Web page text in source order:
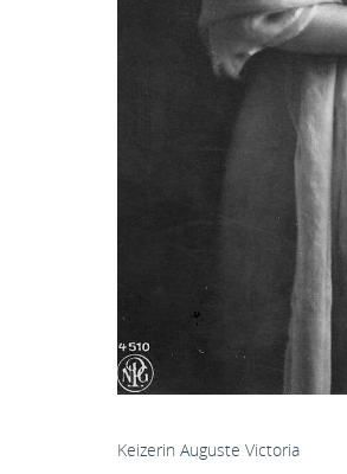
Keizerin Auguste Victoria